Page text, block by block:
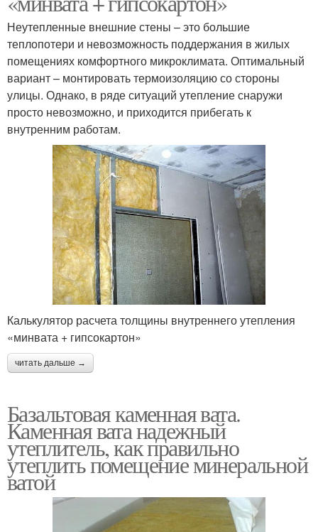
Неутепленные внешние стены – это большие
теплопотери и невозможность поддержания в жилых
помещениях комфортного микроклимата. Оптимальный
вариант – монтировать термоизоляцию со стороны
улицы. Однако, в ряде ситуаций утепление снаружи
просто невозможно, и приходится прибегать к
внутренним работам.
Калькулятор расчета толщины внутреннего утепления
«минвата + гипсокартон»
читать дальше →
Базальтовая каменная вата.
Каменная вата надежный
утеплитель, как правильно
утеплить помещение минеральной
ватой